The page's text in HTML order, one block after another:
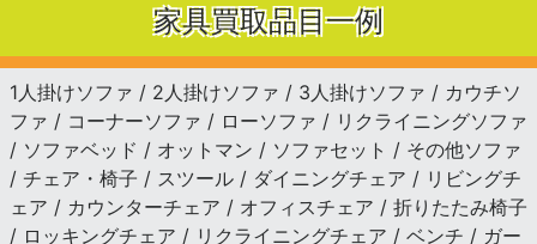
家具買取品目一例
1人掛けソファ / 2人掛けソファ / 3人掛けソファ / カウチソ
ファ / コーナーソファ / ローソファ / リクライニングソファ
/ ソファベッド / オットマン / ソファセット / その他ソファ
/ チェア・椅子 / スツール / ダイニングチェア / リビングチ
ェア / カウンターチェア / オフィスチェア / 折りたたみ椅子
/ ロッキングチェア / リクライニングチェア / ベンチ / ガー